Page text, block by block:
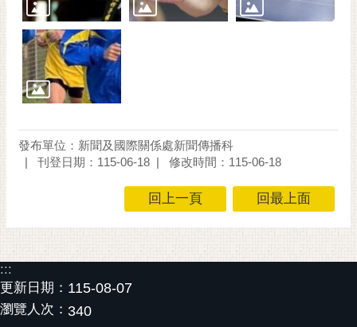
置
發布單位：新聞及國際關係處新聞傳播科
刊登日期：115-06-18
修改時間：115-06-18
回上一頁 回最上面
:::
更新日期： 115-08-07
瀏覽人次： 340